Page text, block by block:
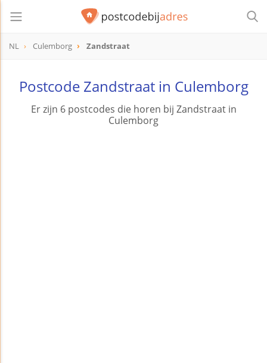
NL Culemborg Zandstraat
Postcode Zandstraat in Culemborg
Er zijn 6 postcodes die horen bij Zandstraat in
Culemborg